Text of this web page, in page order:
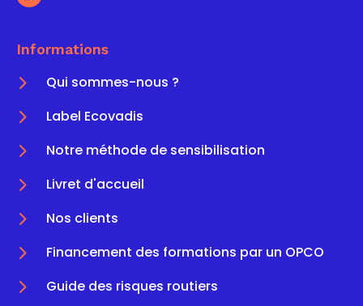
Informations
5 Qui sommes-nous ?
5 Label Ecovadis
5 Notre méthode de sensibilisation
5 Livret d'accueil
5 Nos clients
5 Financement des formations par un OPCO
5 Guide des risques routiers